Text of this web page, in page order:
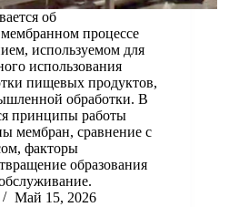
об
процессе
используемом для
использования
пищевых продуктов,
обработки. В
принципы работы
мембран, сравнение с
факторы
образования
Май 15, 2026